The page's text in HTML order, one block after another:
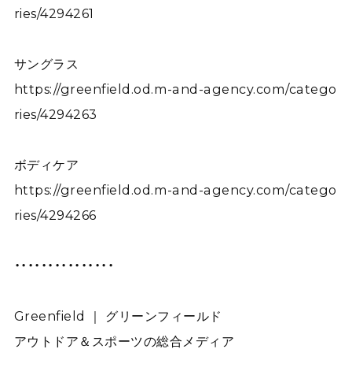
ries/4294261
サングラス
https://greenfield.od.m-and-agency.com/catego
ries/4294263
ボディケア
https://greenfield.od.m-and-agency.com/catego
ries/4294266
・・・・・・・・・・・・・・・
Greenfield ｜ グリーンフィールド
アウトドア＆スポーツの総合メディア